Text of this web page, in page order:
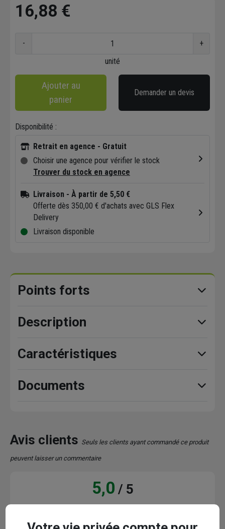
16,88 €
-
+
unité
Ajouter au
panier
Demander un devis
Disponibilité :
Retrait en agence - Gratuit
Choisir une agence pour vérifier le stock
Trouver du stock en agence
Livraison - À partir de 5,50 €
Offerte dès 350,00 € d'achats avec GLS Flex
Delivery
Livraison disponible
Points forts
Description
Caractéristiques
Documents
Avis clients Seuls les clients ayant commandé ce produit
peuvent laisser un commentaire
5,0 / 5